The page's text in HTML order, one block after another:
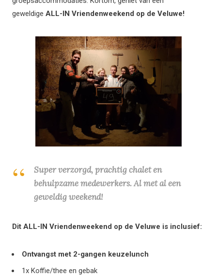
geweldige ALL-IN Vriendenweekend op de Veluwe!
Super verzorgd, prachtig chalet en
behulpzame medewerkers. Al met al een
geweldig weekend!
Dit ALL-IN Vriendenweekend op de Veluwe is inclusief:
Ontvangst met 2-gangen keuzelunch
1x Koffie/thee en gebak